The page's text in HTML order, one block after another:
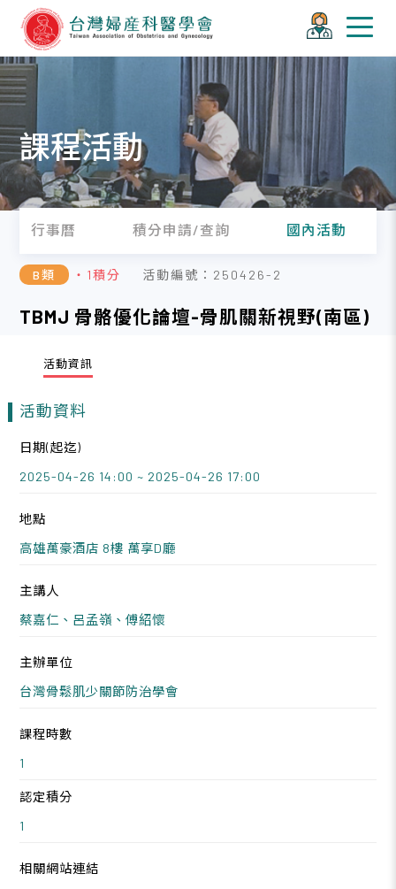
課程活動
行事曆 積分申請/查詢 國內活動
B類 ・1積分 活動編號：250426-2
TBMJ 骨骼優化論壇-骨肌關新視野(南區)
活動資訊
活動資料
日期(起迄)
2025-04-26 14:00 ~ 2025-04-26 17:00
地點
高雄萬豪酒店 8樓 萬享D廳
主講人
蔡嘉仁、呂孟嶺、傅紹懷
主辦單位
台灣骨鬆肌少關節防治學會
課程時數
1
認定積分
1
相關網站連結